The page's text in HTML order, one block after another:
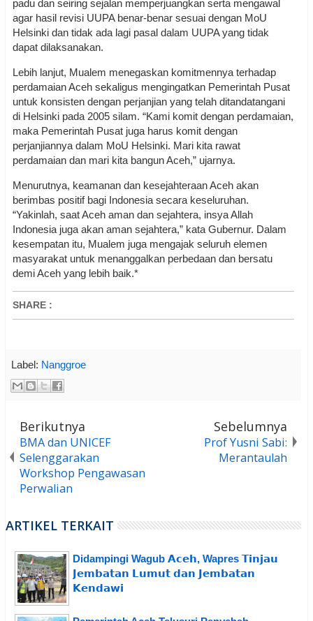
padu dan seiring sejalan memperjuangkan serta mengawal
agar hasil revisi UUPA benar-benar sesuai dengan MoU
Helsinki dan tidak ada lagi pasal dalam UUPA yang tidak
dapat dilaksanakan.
Lebih lanjut, Mualem menegaskan komitmennya terhadap
perdamaian Aceh sekaligus mengingatkan Pemerintah Pusat
untuk konsisten dengan perjanjian yang telah ditandatangani
di Helsinki pada 2005 silam. “Kami komit dengan perdamaian,
maka Pemerintah Pusat juga harus komit dengan
perjanjiannya dalam MoU Helsinki. Mari kita rawat
perdamaian dan mari kita bangun Aceh,” ujarnya.
Menurutnya, keamanan dan kesejahteraan Aceh akan
berimbas positif bagi Indonesia secara keseluruhan.
“Yakinlah, saat Aceh aman dan sejahtera, insya Allah
Indonesia juga akan aman sejahtera,” kata Gubernur. Dalam
kesempatan itu, Mualem juga mengajak seluruh elemen
masyarakat untuk menanggalkan perbedaan dan bersatu
demi Aceh yang lebih baik.*
SHARE :
Label: Nanggroe
Berikutnya
BMA dan UNICEF
Selenggarakan
Workshop Pengawasan
Perwalian
Sebelumnya
Prof Yusni Sabi:
Merantaulah
ARTIKEL TERKAIT
Didampingi Wagub 𝗔𝗰𝗲𝗵, Wapres 𝗧𝗶𝗻𝗷𝗮𝘂
𝗝𝗲𝗺𝗯𝗮𝘁𝗮𝗻 𝗟𝘂𝗺𝘂𝘁 𝗱𝗮𝗻 𝗝𝗲𝗺𝗯𝗮𝘁𝗮𝗻
𝗞𝗲𝗻𝗱𝗮𝘄𝗶